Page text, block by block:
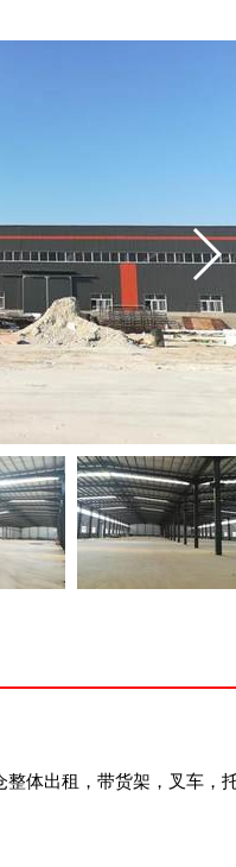
体出租，带货架，叉车，